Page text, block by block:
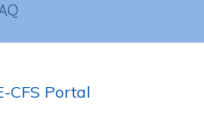
CFS Portal